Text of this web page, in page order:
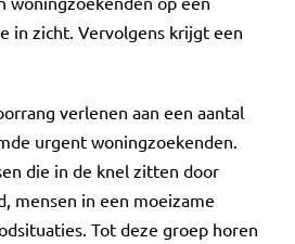
in zicht. Vervolgens krijgt een
verlenen aan een aantal
urgent woningzoekenden.
die in de knel zitten door
mensen in een moeizame
Tot deze groep horen